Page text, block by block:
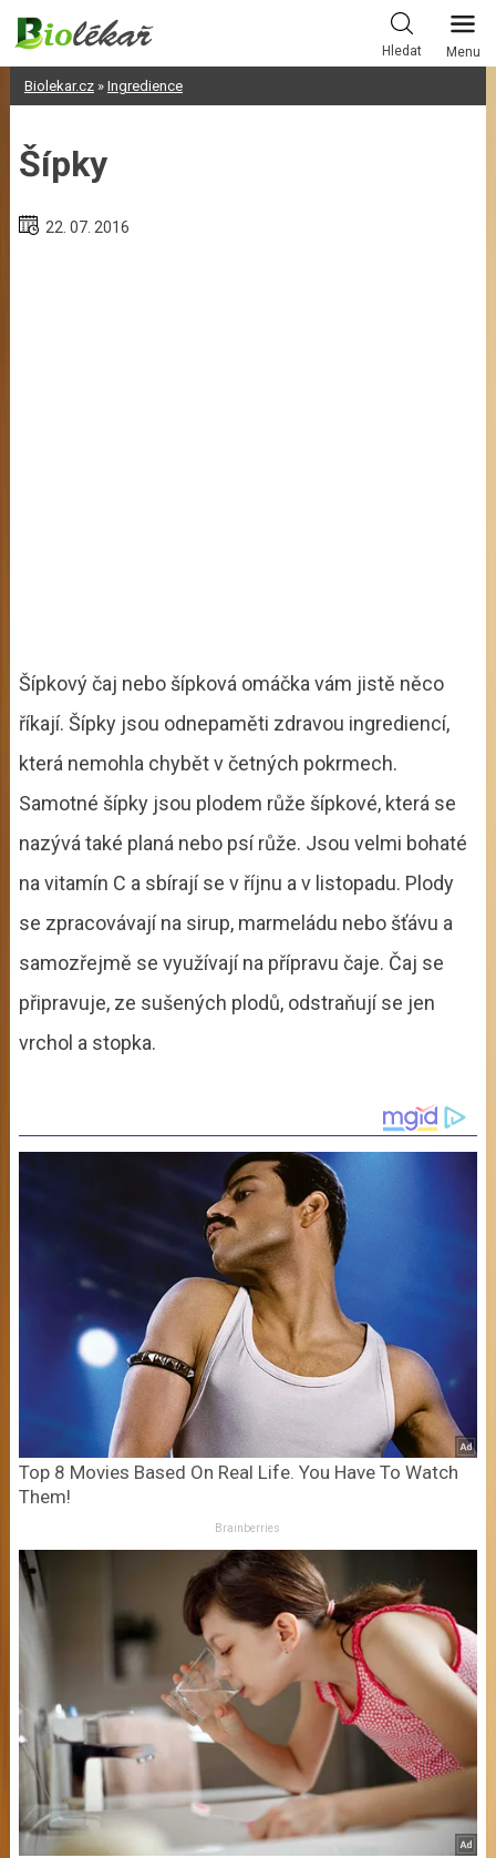
Skip
content
Hledat Menu
Biolekar.cz» Ingredience
Šípky
22. 07. 2016
Šípkový čaj nebo šípková omáčka vám jistě něco
říkají. Šípky jsou odnepaměti zdravou ingrediencí,
která nemohla chybět v četných pokrmech.
Samotné šípky jsou plodem růže šípkové, která se
nazývá také planá nebo psí růže. Jsou velmi bohaté
na vitamín C a sbírají se v říjnu a v listopadu. Plody
se zpracovávají na sirup, marmeládu nebo šťávu a
samozřejmě se využívají na přípravu čaje. Čaj se
připravuje, ze sušených plodů, odstraňují se jen
vrchol a stopka.
Top 8 Movies Based On Real Life. You Have To Watch
Them!
Brainberries